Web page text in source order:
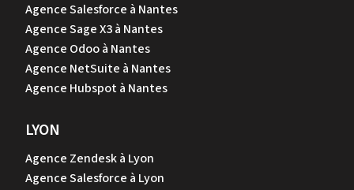
Agence Salesforce à Nantes
Agence Sage X3 à Nantes
Agence Odoo à Nantes
Agence NetSuite à Nantes
Agence Hubspot à Nantes
LYON
Agence Zendesk à Lyon
Agence Salesforce à Lyon